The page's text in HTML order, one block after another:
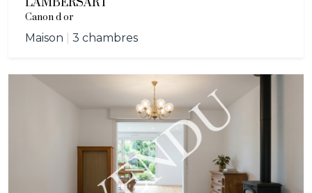
l’église Saint-Calixte ou le majestueux château de la
Cessoie. En explorant les maisons à vendre à
Lambersart, vous découvrirez des propriétés uniques
Lambersart se positionne ainsi comme une commune
dynamique et accueillante qui mérite pleinement le
détour. Si vous aspirez à acheter une maison dans un
cadre où la nature rencontre l'histoire, Lambersart est
l'endroit idéal pour concrétiser votre projet immobilier.
Explorez notre sélection de biens immobiliers et
trouvez la maison parfaite qui répond à vos attentes à
Canon d or
Maison 3 chambres